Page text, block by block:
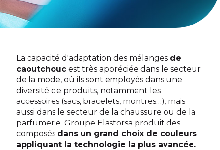
La capacité d'adaptation des mélanges de
caoutchouc est très appréciée dans le secteur
de la mode, où ils sont employés dans une
diversité de produits, notamment les
accessoires (sacs, bracelets, montres…), mais
aussi dans le secteur de la chaussure ou de la
parfumerie. Groupe Elastorsa produit des
composés dans un grand choix de couleurs
appliquant la technologie la plus avancée.